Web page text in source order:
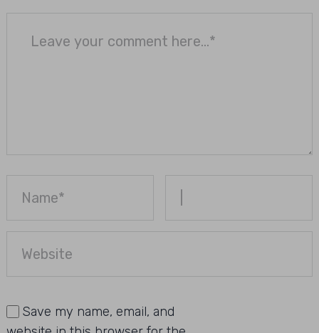
Save my name, email, and